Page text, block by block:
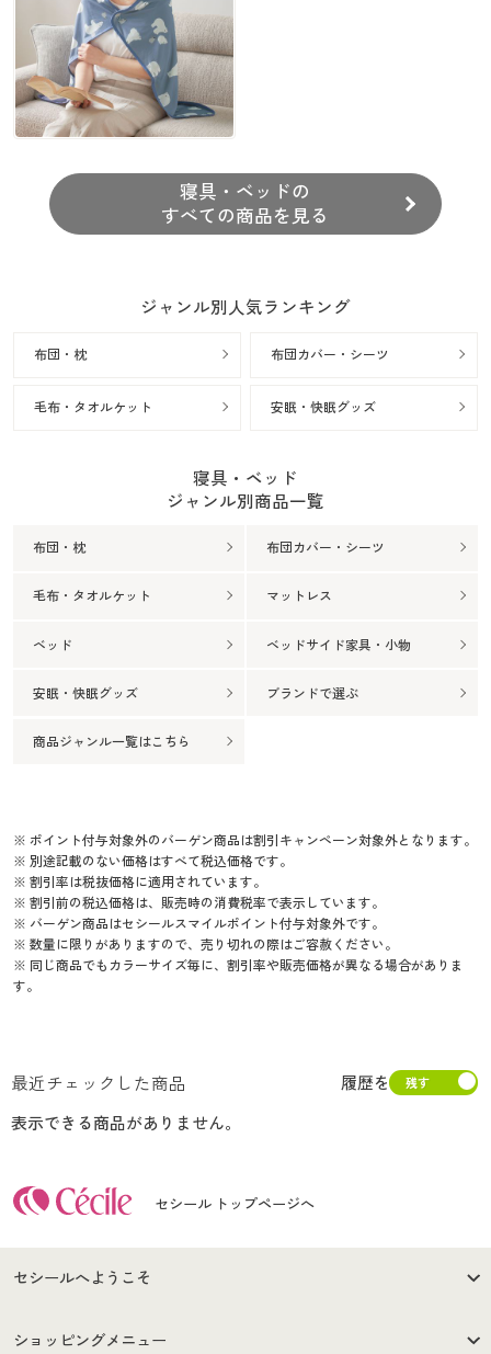
寝具・ベッドの
すべての商品を見る
ジャンル別人気ランキング
布団・枕 布団カバー・シーツ
毛布・タオルケット 安眠・快眠グッズ
寝具・ベッド
ジャンル別商品一覧
布団・枕 布団カバー・シーツ
毛布・タオルケット マットレス
ベッド ベッドサイド家具・小物
安眠・快眠グッズ ブランドで選ぶ
商品ジャンル一覧はこちら
※ ポイント付与対象外のバーゲン商品は割引キャンペーン対象外となります。
※ 別途記載のない価格はすべて税込価格です。
※ 割引率は税抜価格に適用されています。
※ 割引前の税込価格は、販売時の消費税率で表示しています。
※ バーゲン商品はセシールスマイルポイント付与対象外です。
※ 数量に限りがありますので、売り切れの際はご容赦ください。
※ 同じ商品でもカラーサイズ毎に、割引率や販売価格が異なる場合がありま
す。
最近チェックした商品
履歴を
表示できる商品がありません。
セシール トップページへ
セシールへようこそ
はじめての方へ
ショッピングメニュー